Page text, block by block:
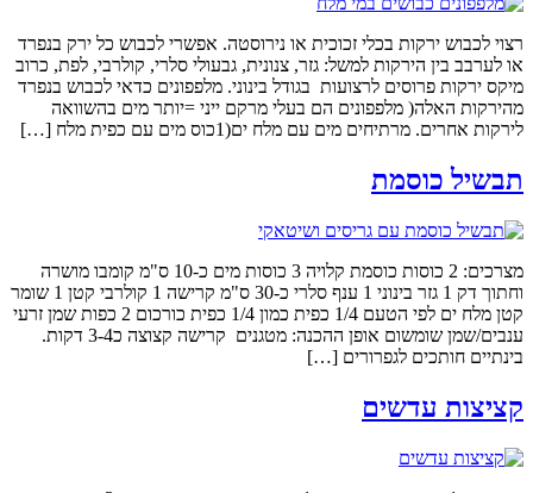
רצוי לכבוש ירקות בכלי זכוכית או נירוסטה. אפשרי לכבוש כל ירק בנפרד
או לערבב בין הירקות למשל: גזר, צנונית, גבעולי סלרי, קולרבי, לפת, כרוב
מיקס ירקות פרוסים לרצועות בגודל בינוני. מלפפונים כדאי לכבוש בנפרד
מהירקות האלה( מלפפונים הם בעלי מרקם ייני =יותר מים בהשוואה
לירקות אחרים. מרתיחים מים עם מלח ים(1כוס מים עם כפית מלח […]
תבשיל כוסמת
מצרכים: 2 כוסות כוסמת קלויה 3 כוסות מים כ-10 ס"מ קומבו מושרה
וחתוך דק 1 גזר בינוני 1 ענף סלרי כ-30 ס"מ קרישה 1 קולרבי קטן 1 שומר
קטן מלח ים לפי הטעם 1/4 כפית כמון 1/4 כפית כורכום 2 כפות שמן זרעי
ענבים/שמן שומשום אופן ההכנה: מטגנים קרישה קצוצה כ3-4 דקות.
בינתיים חותכים לגפרורים […]
קציצות עדשים